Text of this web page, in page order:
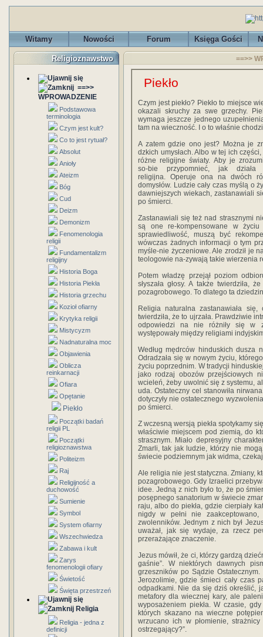
Witamy Nowości Forum Księga Gości
Religioznawstwo
==>>
WPROWADZENIE
Podstawowa
terminologia
Czym jest kult?
Co to jest rytuał?
Absolut
Anioły
Ateizm
Bóg
Cud
Deizm
Demonizm
Fenomenologia
religii
Fundamentalizm
religijny
Historia Boga
Historia Piekła
Historia grzechu
Kozioł ofiarny
Krytyka religii
Mistycyzm
Nadnaturalna moc
Objawienia
Oblicza
reinkarnacji
Ofiara
Opętanie
Piekło
Początki badań
religii PL
Początki
religioznawstwa
Politeizm
Raj
Religijność a
duchowość
Sumienie
Symbol
System ofiarny
Wszechwiedza
Zabawa i kult
Zarys
fenomenologii ofiary
Świetość
Święta przestrzeń
Religia
Religia - jedna z
definicji
==>>
Piekło
Czym jest piekło? Piekło to miejsce
okazali skruchy za swe grzechy.
wymaga jeszcze jednego
tam na wieczność. I o to właśnie
A zatem gdzie ono jest? Można je
dzkich umysłach. Albo w tej ich
różne religijne światy. Aby je
so-bie przypomnieć, jak działa
religijna. Operuje ona na dwóch
domysłów. Ludzie cały czas myślą o
dawniejszych wiekach, zastanawiali
po śmierci.
Zastanawiali się też nad strasznymi
są one re-kompensowane w
sprawiedliwość, muszą być
wówczas żadnych informacji o tym
myśle-nie życzeniowe. Ale zrodził je
teologowie na-zywają takie wierzenia
Potem władzę przejął poziom
słyszała głosy. A także twierdziła,
pozagrobowego. To dlatego ta
Religia naturalna zastanawiała
twierdziła, że to ujrzała. Prawdziwie
odpowiedzi na nie różniły się w
występowały między religiami
Według mędrców hinduskich dusza
Odradzała się w nowym życiu,
życiu poprzednim. W tradycji
jako rodzaj obozów przejściowych
wcieleń, żeby uwolnić się z systemu,
uda. Ostateczny cel stanowiła
dotyczyły nie ostatecznego
po śmierci.
Z wczesną wersją piekła spotykamy
właściwie miejscem pod ziemią, do
strasznym. Miało depresyjny
Zmarli, tak jak ludzie, którzy nie
świecie podziemnym jak widma,
Ale religia nie jest statyczna. Zmiany,
pozagrobowego. Gdy Izraelici
idee. Jedną z nich było to, że po
posępnego sanatorium w świecie
raju, albo do piekła, gdzie cierpiały
nigdy w pełni nie
zwolenników. Jednym z nich był
uważał, jak się wydaje, za rzecz
przerażające znaczenie.
Jezus mówił, że ci, którzy gardzą
gaśnie”. W niektórych dawnych
grzeszników po Sądzie
Jerozolimie, gdzie śmieci cały czas
odpadkami. Nie da się dziś określić,
metafory dla wiecznej kary, ale
wyposażeniem piekła. W czasie,
których skazano na wieczne
wrzucano ich w płomienie,
ostrzegający?”.